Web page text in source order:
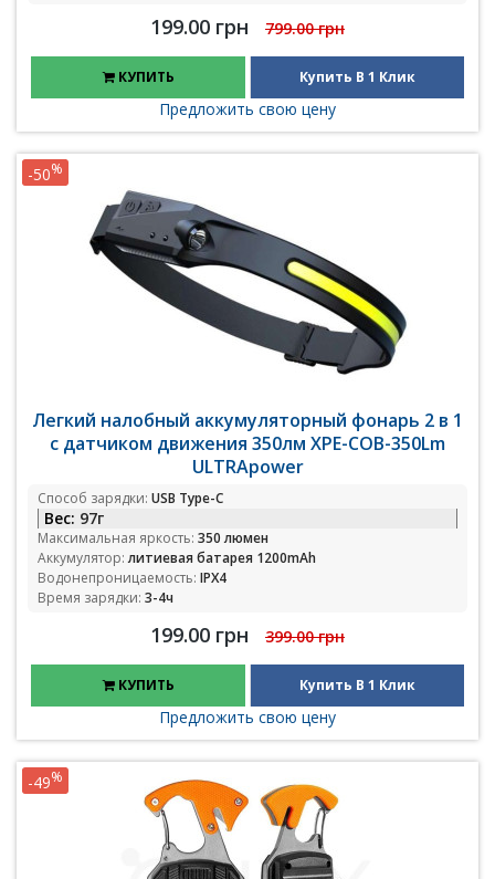
199.00 грн 799.00 грн
КУПИТЬ Купить В 1 Клик
Предложить свою цену
Легкий налобный аккумуляторный фонарь 2 в 1
с датчиком движения 350лм XPE-COB-350Lm
ULTRApower
Способ зарядки: USB Type-C
Вес: 97г
Максимальная яркость: 350 люмен
Аккумулятор:литиевая батарея 1200mAh
Водонепроницаемость: IPX4
Время зарядки: 3-4ч
199.00 грн 399.00 грн
-50%
КУПИТЬ Купить В 1 Клик
Предложить свою цену
-49%